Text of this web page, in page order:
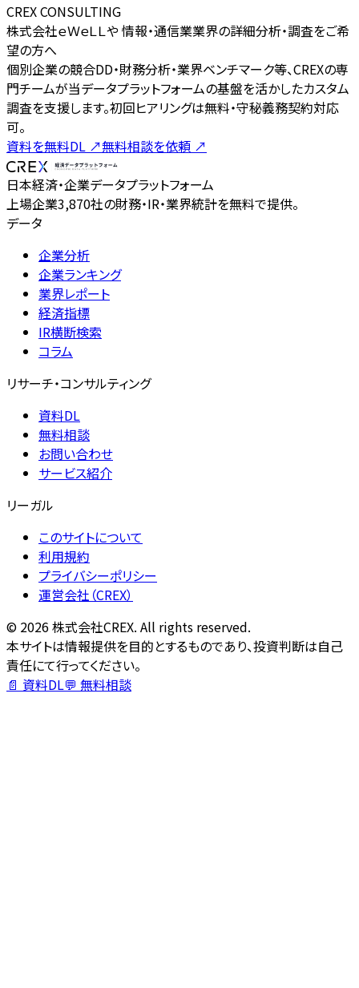
CREX CONSULTING
株式会社ｅＷｅＬＬや 情報・通信業業界の詳細分析・調査をご希
望の方へ
個別企業の競合DD・財務分析・業界ベンチマーク等、CREXの専
門チームが当データプラットフォームの基盤を活かしたカスタム
調査を支援します。初回ヒアリングは無料・守秘義務契約対応
可。
資料を無料DL ↗無料相談を依頼 ↗
日本経済・企業データプラットフォーム
上場企業3,870社の財務・IR・業界統計を無料で提供。
データ
企業分析
企業ランキング
業界レポート
経済指標
IR横断検索
コラム
リサーチ・コンサルティング
資料DL
無料相談
お問い合わせ
サービス紹介
リーガル
このサイトについて
利用規約
プライバシーポリシー
運営会社（CREX）
© 2026株式会社CREX. All rights reserved.
本サイトは情報提供を目的とするものであり、投資判断は自己
責任にて行ってください。
📄 資料DL💬 無料相談